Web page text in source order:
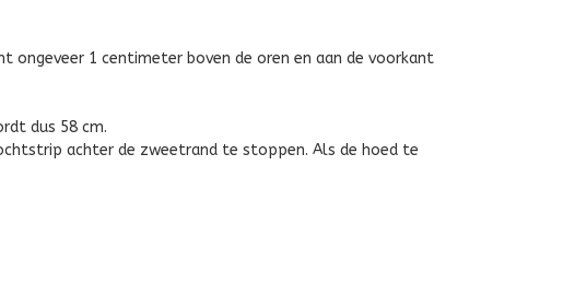
ongeveer 1 centimeter boven de oren en aan de voorkant
dus 58 cm.
achter de zweetrand te stoppen. Als de hoed te